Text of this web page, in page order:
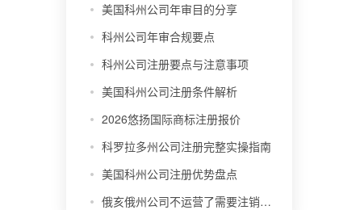
美国科州公司年审目的分享
科州公司年审合规要点
科州公司注册要点与注意事项
美国科州公司注册条件解析
2026悠扬国际商标注册报价
科罗拉多州公司注册完整实操指南
美国科州公司注册优势盘点
俄亥俄州公司不运营了需要注销吗？